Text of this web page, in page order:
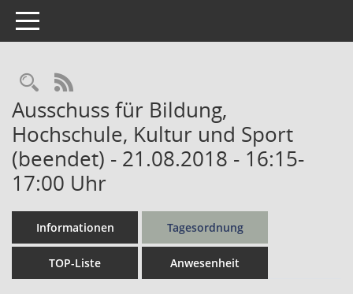
Toggle navigation
Rechercheauswahl
RSS-Feed
Ausschuss für Bildung,
Hochschule, Kultur und Sport
(beendet) - 21.08.2018 - 16:15-
17:00 Uhr
Informationen Tagesordnung
TOP-Liste Anwesenheit